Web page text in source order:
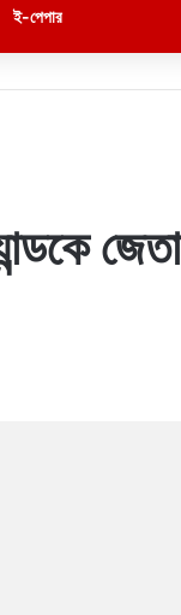
ই-পেপার